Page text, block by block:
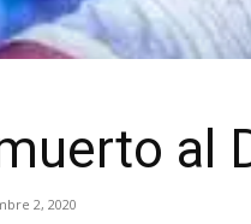
al
2, 2020